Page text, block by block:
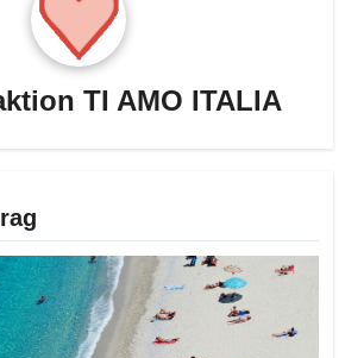
TI AMO ITALIA